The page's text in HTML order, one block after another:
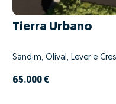
Tierra Urbano
Sandim, Olival, Lever e
65.000 €